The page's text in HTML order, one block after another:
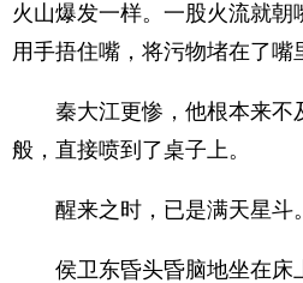
火山爆发一样。一股火流就
用手捂住嘴，将污物堵在了嘴
秦大江更惨，他根本来不
般，直接喷到了桌子上。
醒来之时，已是满天星斗。
侯卫东昏头昏脑地坐在床